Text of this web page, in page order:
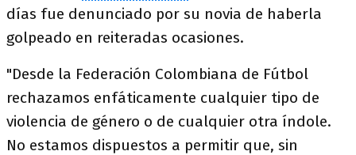
días fue denunciado por su novia de haberla
golpeado en reiteradas ocasiones.
"Desde la Federación Colombiana de Fútbol
rechazamos enfáticamente cualquier tipo de
violencia de género o de cualquier otra índole.
No estamos dispuestos a permitir que, sin